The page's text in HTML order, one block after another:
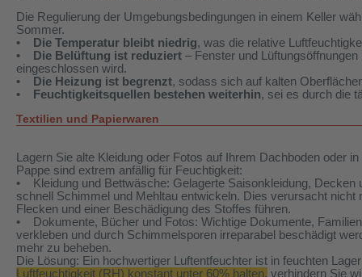
Die Regulierung der Umgebungsbedingungen in einem Keller
Sommer.
•
Die Temperatur bleibt niedrig, was die relative
•
Die Belüftung ist reduziert – Fenster und
eingeschlossen wird.
•
Die Heizung ist begrenzt, sodass sich auf kalten
•
Feuchtigkeitsquellen bestehen weiterhin, sei es durch die
Textilien und Papierwaren
Lagern Sie alte Kleidung oder Fotos auf Ihrem Dachboden oder
Pappe sind extrem anfällig für Feuchtigkeit:
• Kleidung und Bettwäsche: Gelagerte Saisonkleidung, Decken
schnell Schimmel und Mehltau entwickeln. Dies verursacht
Flecken und einer Beschädigung des Stoffes führen.
• Dokumente, Bücher und Fotos: Wichtige Dokumente,
verkleben und durch Schimmelsporen irreparabel beschädigt
mehr zu beheben.
Die Lösung: Ein hochwertiger Luftentfeuchter ist in feuchten
Luftfeuchtigkeit (RH) konstant unter 60% halten, verhindern Sie